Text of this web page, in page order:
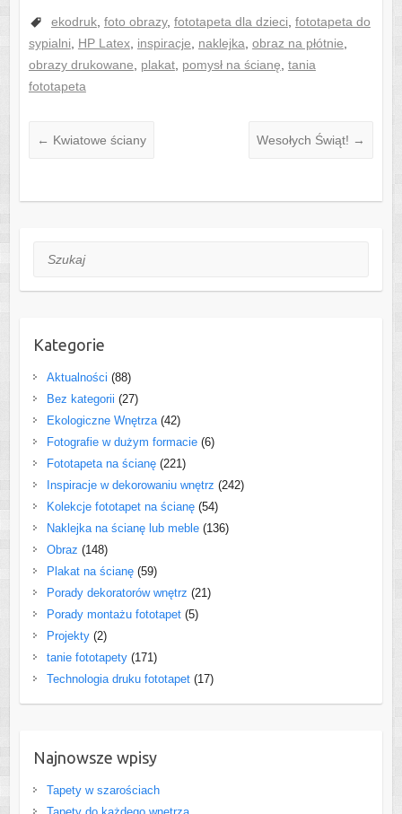
ekodruk, foto obrazy, fototapeta dla dzieci fototapeta do
sypialni
HP Latex, inspiracje naklejka obraz na płótnie
obrazy drukowane
plakat, pomysł na ścianę tania
fototapeta
← Kwiatowe ściany Wesołych Świąt! →
Szukaj
Kategorie
Aktualności (88)
Bez kategorii (27)
Ekologiczne Wnętrza(42)
Fotografie w dużym formacie(6)
Fototapeta na ścianę(221)
Inspiracje w dekorowaniu wnętrz (242)
Kolekcje fototapet na ścianę(54)
Naklejka na ścianę lub meble(136)
Obraz (148)
Plakat na ścianę(59)
Porady dekoratorów wnętrz (21)
Porady montażu fototapet(5)
Projekty(2)
tanie fototapety(171)
Technologia druku fototapet(17)
Najnowsze wpisy
Tapety w szarościach